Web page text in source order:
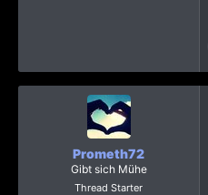
Prometh72
Gibt sich Mühe
Thread Starter